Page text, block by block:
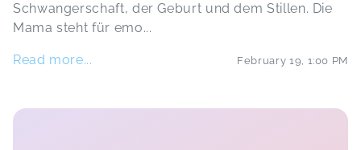
Schwangerschaft, der Geburt und dem Stillen. Die
Mama steht für emo...
Read more... February 19 1:00 PM